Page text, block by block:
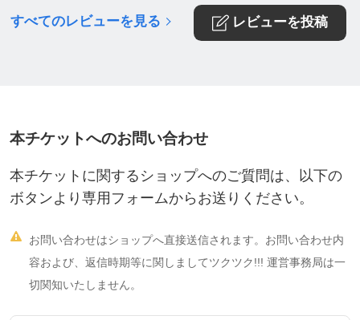
レビューを投稿
すべてのレビューを見る
本チケットへのお問い合わせ
本チケットに関するショップへのご質問は、以下の
ボタンより専用フォームからお送りください。

お問い合わせはショップへ直接送信されます。お問い合わせ内
容および、返信時期等に関しましてツクツク!!! 運営事務局は一
切関知いたしません。